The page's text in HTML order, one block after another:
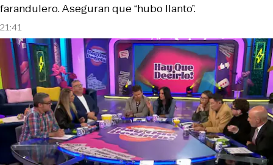
21:41
farandulero. Aseguran que “hubo llanto”.